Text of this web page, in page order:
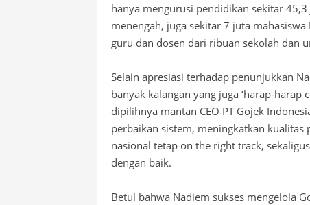
hanya mengurusi pendidikan sekitar
menengah, juga sekitar 7 juta
guru dan dosen dari ribuan sekolah dan
Selain apresiasi terhadap penunjukkan
banyak kalangan yang juga ‘harap-harap
dipilihnya mantan CEO PT Gojek
perbaikan sistem, meningkatkan
nasional tetap on the right track,
dengan baik.
Betul bahwa Nadiem sukses mengelola